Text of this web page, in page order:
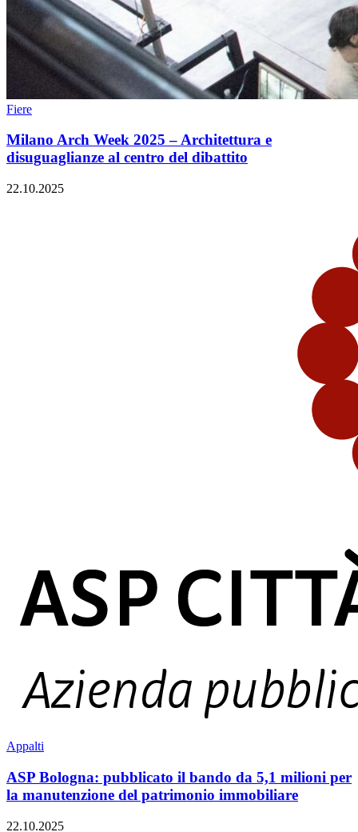
Fiere
Milano Arch Week 2025 – Architettura e
disuguaglianze al centro del dibattito
22.10.2025
Appalti
ASP Bologna: pubblicato il bando da 5,1 milioni per
la manutenzione del patrimonio immobiliare
22.10.2025